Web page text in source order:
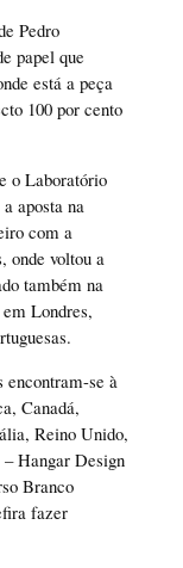
Pedro
papel que
está a peça
100 por cento
o Laboratório
aposta na
com a
onde voltou a
também na
Londres,
encontram-se à
Canadá,
Reino Unido,
Hangar Design
Branco
fazer